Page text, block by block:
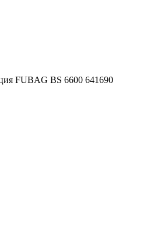
FUBAG BS 6600 641690